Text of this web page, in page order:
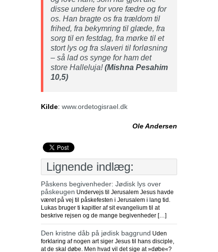
disse undere for vore fædre og for
os. Han bragte os fra trældom til
frihed, fra bekymring til glæde, fra
sorg til en festdag, fra mørke til et
stort lys og fra slaveri til forløsning
– så lad os synge for ham det
store Halleluja!(Mishna Pesahim
10,5)
Kilde: www.ordetogisrael.dk
Ole Andersen
Lignende indlæg:
Påskens begivenheder: Jødisk lys over
påskeugen Undervejs til Jerusalem Jesus havde
været på vej til påskefesten i Jerusa­lem i lang tid.
Lukas bruger ti kapitler af sit evan­gelium til at
beskrive rejsen og de mange begiven­heder […]
Den kristne dåb på jødisk baggrund Uden
forklaring af nogen art siger Jesus til hans disciple,
at de skal døbe. Men hvad vil det sige at »døbe«?